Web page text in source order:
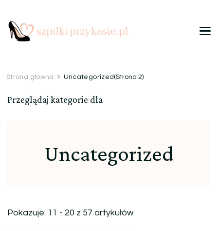
Strona główna Uncategorized (Strona 2)
Przeglądaj kategorie dla
Uncategorized
Pokazuje: 11 - 20 z 57 artykułów